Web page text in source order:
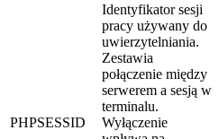
PHPSESSID
Identyfikator sesji
pracy używany do
uwierzytelniania.
Zestawia
połączenie między
serwerem a sesją w
terminalu.
Wyłączenie